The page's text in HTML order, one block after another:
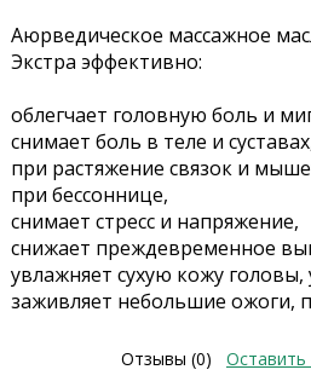
Аюрведическое массажное
Экстра эффективно:
облегчает головную боль и
снимает боль в теле и
при растяжение связок и
при бессоннице,
снимает стресс и напряжение,
снижает преждевременное
увлажняет сухую кожу головы,
заживляет небольшие ожоги,
Отзывы (0) Оставить